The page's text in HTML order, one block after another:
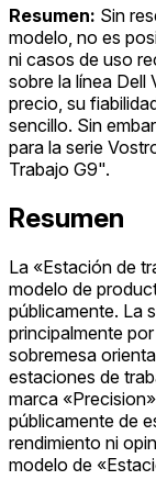
Resumen: Sin
modelo, no es
ni casos de uso
sobre la línea Dell
precio, su
sencillo. Sin
para la serie
Trabajo G9".
Resumen
La «Estación de
modelo de
públicamente. La
principalmente
sobremesa
estaciones de
marca
públicamente de
rendimiento ni
modelo de